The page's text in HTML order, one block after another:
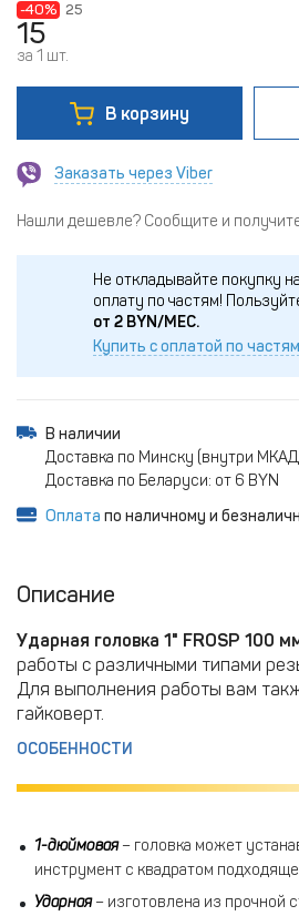
-40% 25
15
за 1 шт.
В корзину
Заказать через Viber
Нашли дешевле? Сообщите и
Не откладывайте покупку
оплату по частям!
от 2 BYN/МЕС.
Купить с оплатой по частям
В наличии
Доставка по Минску (внутри
Доставка по Беларуси: от 6 BYN
Оплата по наличному и
Описание
Ударная головка 1" FROSP 100
работы с различными типами
Для выполнения работы вам
гайковерт.
ОСОБЕННОСТИ
1-дюймовая– головка может
инструмент с квадратом
Ударная– изготовлена из прочной